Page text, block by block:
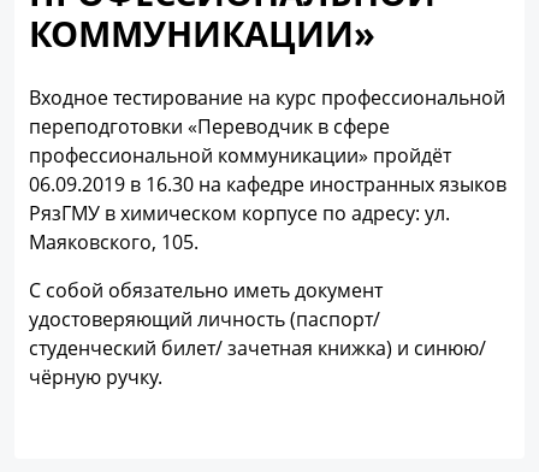
КОММУНИКАЦИИ»
Входное тестирование на курс профессиональной
переподготовки «Переводчик в сфере
профессиональной коммуникации» пройдёт
06.09.2019 в 16.30 на кафедре иностранных языков
РязГМУ в химическом корпусе по адресу: ул.
Маяковского, 105.
С собой обязательно иметь документ
удостоверяющий личность (паспорт/
студенческий билет/ зачетная книжка) и синюю/
чёрную ручку.